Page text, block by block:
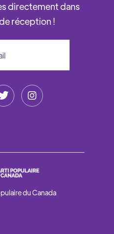
directement dans
réception !

du Canada